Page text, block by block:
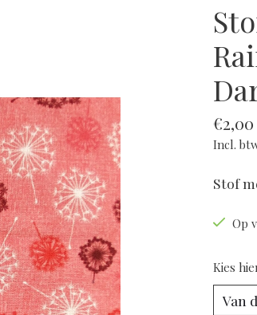
€2,00
Incl.
Stof
Op
Kies